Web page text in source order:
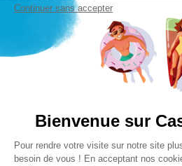
CARTOUCHE
NETSPA
Comparer
Continuer sans accepter
Bienvenue sur
Plateforme de
Pour rendre votre visite sur notre site
besoin de vous ! En acceptant nos
Axeptio